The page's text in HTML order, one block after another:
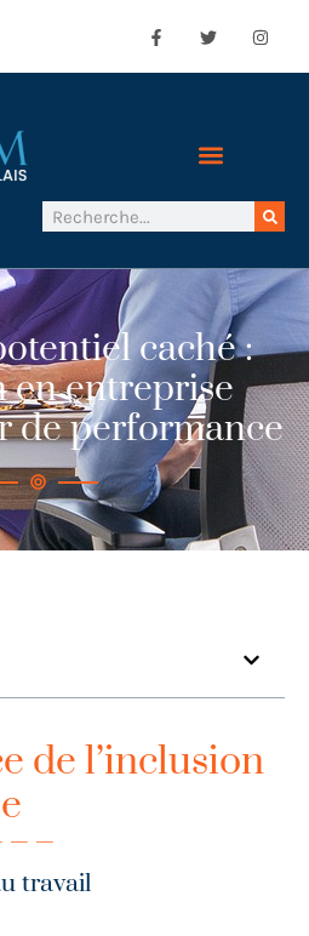
caché :
en entreprise
de performance
de l’inclusion
travail